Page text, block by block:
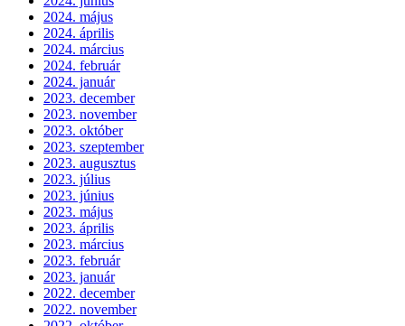
2024. május
2024. április
2024. március
2024. február
2024. január
2023. december
2023. november
2023. október
2023. szeptember
2023. augusztus
2023. július
2023. június
2023. május
2023. április
2023. március
2023. február
2023. január
2022. december
2022. november